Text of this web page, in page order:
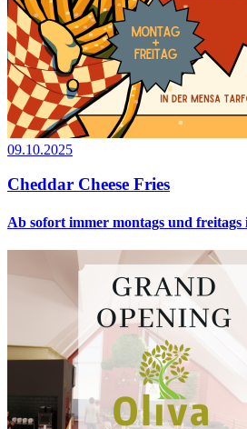
09.10.2025
Cheddar Cheese Fries
Ab sofort immer montags und